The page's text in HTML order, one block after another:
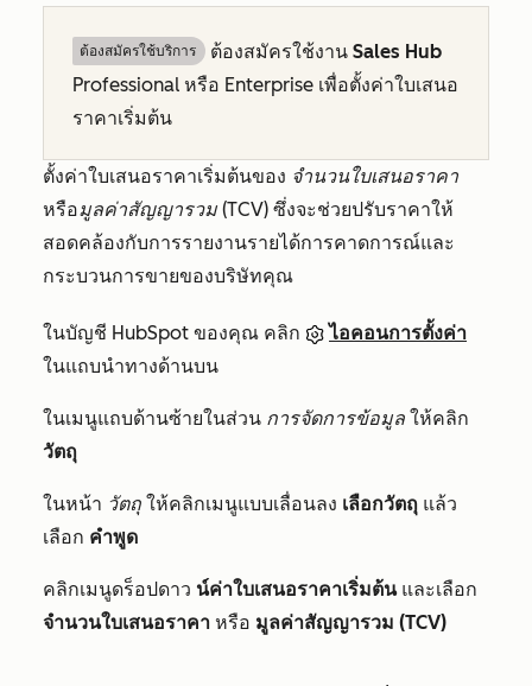
ต้องสมัครใช้บริการ ต้องสมัครใช้งาน Sales Hub
Professional หรือ Enterprise เพื่อตั้งค่าใบเสนอ
ราคาเริ่มต้น
ตั้งค่าใบเสนอราคาเริ่มต้นของ จำนวนใบเสนอราคา
หรือมูลค่าสัญญารวม (TCV) ซึ่งจะช่วยปรับราคาให้
สอดคล้องกับการรายงานรายได้การคาดการณ์และ
กระบวนการขายของบริษัทคุณ
ในบัญชี HubSpot ของคุณ คลิก
ไอคอนการตั้งค่า
ในแถบนำทางด้านบน
ในเมนูแถบด้านซ้ายในส่วน การจัดการข้อมูล ให้คลิก
วัตถุ
ในหน้า วัตถุ ให้คลิกเมนูแบบเลื่อนลง เลือกวัตถุ แล้ว
เลือก คำพูด
คลิกเมนูดร็อปดาว น์ค่าใบเสนอราคาเริ่มต้นและเลือก
จำนวนใบเสนอราคา หรือ มูลค่าสัญญารวม (TCV)